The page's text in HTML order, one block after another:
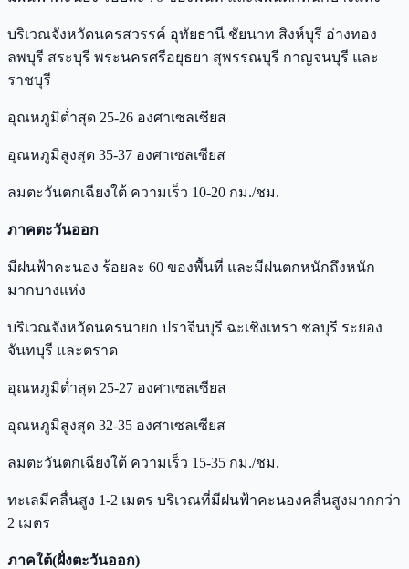
บริเวณจังหวัดนครสวรรค์ อุทัยธานี ชัยนาท สิงห์บุรี อ่างทอง
ลพบุรี สระบุรี พระนครศรีอยุธยา สุพรรณบุรี กาญจนบุรี และ
ราชบุรี
อุณหภูมิต่ำสุด 25-26 องศาเซลเซียส
อุณหภูมิสูงสุด 35-37 องศาเซลเซียส
ลมตะวันตกเฉียงใต้ ความเร็ว 10-20 กม./ชม.
ภาคตะวันออก
มีฝนฟ้าคะนอง ร้อยละ 60 ของพื้นที่ และมีฝนตกหนักถึงหนัก
มากบางแห่ง
บริเวณจังหวัดนครนายก ปราจีนบุรี ฉะเชิงเทรา ชลบุรี ระยอง
จันทบุรี และตราด
อุณหภูมิต่ำสุด 25-27 องศาเซลเซียส
อุณหภูมิสูงสุด 32-35 องศาเซลเซียส
ลมตะวันตกเฉียงใต้ ความเร็ว 15-35 กม./ชม.
ทะเลมีคลื่นสูง 1-2 เมตร บริเวณที่มีฝนฟ้าคะนองคลื่นสูงมากกว่า
2 เมตร
ภาคใต้(ฝั่งตะวันออก)